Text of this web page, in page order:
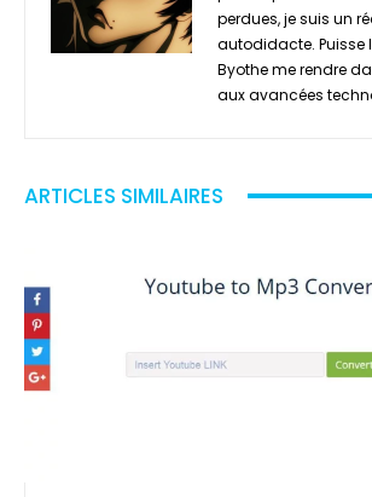
perdues, je suis un
autodidacte. Puisse
Byothe me rendre
aux avancées
ARTICLES SIMILAIRES